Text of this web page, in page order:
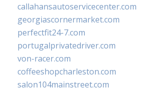
callahansautoservicecenter.com
georgiascornermarket.com
perfectfit24-7.com
portugalprivatedriver.com
von-racer.com
coffeeshopcharleston.com
salon104mainstreet.com